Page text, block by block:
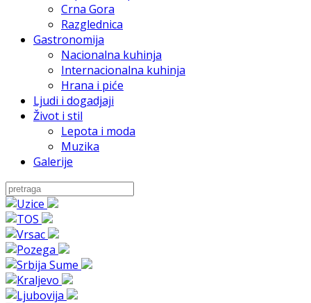
Crna Gora
Razglednica
Gastronomija
Nacionalna kuhinja
Internacionalna kuhinja
Hrana i piće
Ljudi i dogadjaji
Život i stil
Lepota i moda
Muzika
Galerije